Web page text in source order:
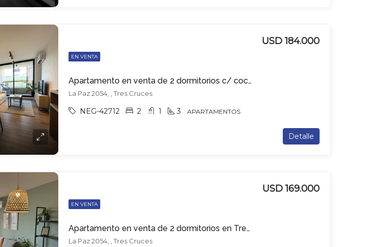
EN VENTA
Apartamento en venta de 2 dormitorios c/ cochera en Tres Cruces
USD 184.000
La Paz 2054, , Tres Cruces
NEG-42712 2 1 3 APARTAMENTOS
Detalle
EN VENTA
Apartamento en venta de 2 dormitorios en Tres Cruces
USD 169.000
La Paz 2054, , Tres Cruces